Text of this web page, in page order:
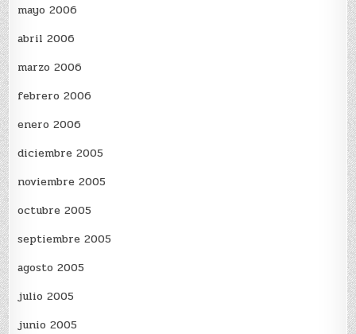
mayo 2006
abril 2006
marzo 2006
febrero 2006
enero 2006
diciembre 2005
noviembre 2005
octubre 2005
septiembre 2005
agosto 2005
julio 2005
junio 2005